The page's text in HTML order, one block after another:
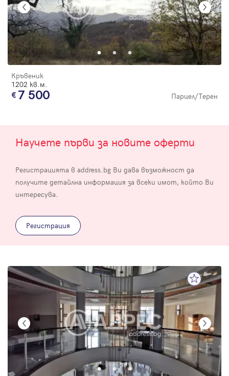
Кръвеник
1202 кв.м.
7 500 Парцел/Терен
Научете първи за новите оферти
Регистрацията в address.bg Ви дава възможност да
получите детайлна информация за всеки имот, който Ви
интересува.
Регистрация